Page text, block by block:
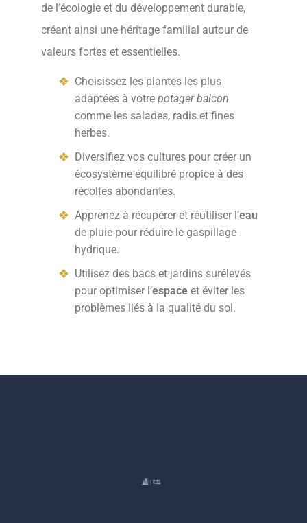
de l’écologie et du développement durable,
créant ainsi une héritage familial autour de
valeurs fortes et essentielles.
Choisissez les plantes les plus
adaptées à votre potager balcon
comme les salades, radis et fines
herbes.
Diversifiez vos cultures pour créer un
écosystème équilibré propice à des
récoltes abondantes.
Apprenez à récupérer et réutiliser l’eau
de pluie pour réduire le gaspillage
hydrique.
Utilisez des bacs et jardins surélevés
pour optimiser l’espace et éviter les
problèmes liés à la qualité du sol.